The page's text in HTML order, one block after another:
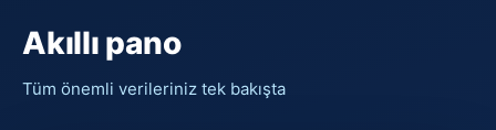
Akıllı pano
Tüm önemli verileriniz tek bakışta